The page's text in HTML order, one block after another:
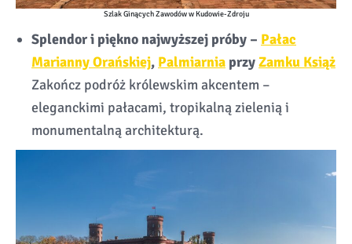
Szlak Ginących Zawodów w Kudowie-Zdroju
Splendor i piękno najwyższej próby – Pałac
Marianny Orańskiej, Palmiarnia przyZamku Książ
Zakończ podróż królewskim akcentem –
eleganckimi pałacami, tropikalną zielenią i
monumentalną architekturą.